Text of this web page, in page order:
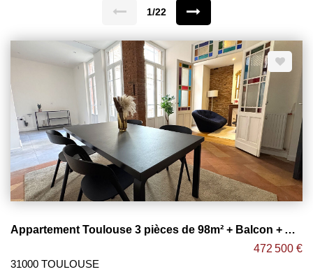
1/22
Appartement Toulouse 3 pièces de 98m² + Balcon + Atelier + Cave ! LES CARMES
472 500 €
31000 TOULOUSE